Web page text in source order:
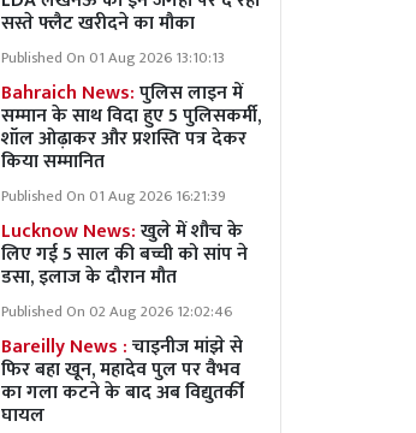
सस्ते फ्लैट खरीदने का मौका
Published On 01 Aug 2026 13:10:13
Bahraich News:पुलिस लाइन में
सम्मान के साथ विदा हुए 5 पुलिसकर्मी,
शॉल ओढ़ाकर और प्रशस्ति पत्र देकर
किया सम्मानित
Published On 01 Aug 2026 16:21:39
Lucknow News:खुले में शौच के
लिए गई 5 साल की बच्ची को सांप ने
डसा, इलाज के दौरान मौत
Published On 02 Aug 2026 12:02:46
Bareilly News :चाइनीज मांझे से
फिर बहा खून, महादेव पुल पर वैभव
का गला कटने के बाद अब विद्युतर्की
घायल